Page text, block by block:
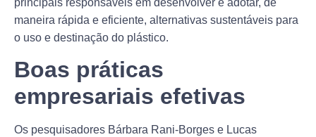
principais responsáveis em desenvolver e adotar, de
maneira rápida e eficiente, alternativas sustentáveis para
o uso e destinação do plástico.
Boas práticas
empresariais efetivas
Os pesquisadores Bárbara Rani-Borges e Lucas